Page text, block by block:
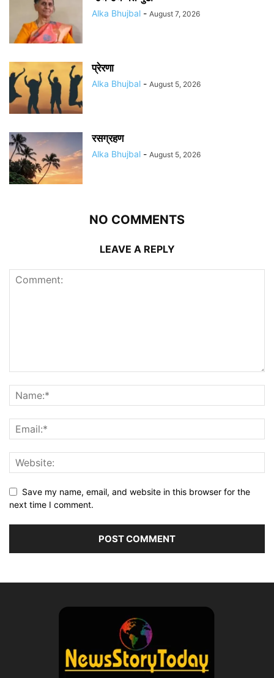
Alka Bhujbal - August 7, 2026
प्रेरणा
Alka Bhujbal - August 5, 2026
रसग्रहण
Alka Bhujbal - August 5, 2026
NO COMMENTS
LEAVE A REPLY
Save my name, email, and website in this browser for the
next time I comment.